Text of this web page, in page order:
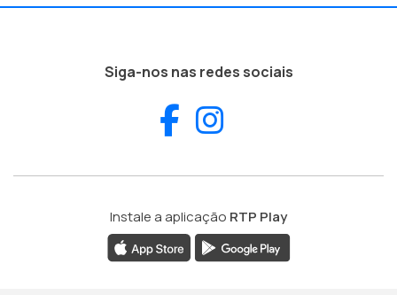
Siga-nos nas redes sociais
Facebook
Instale a aplicação RTP Play